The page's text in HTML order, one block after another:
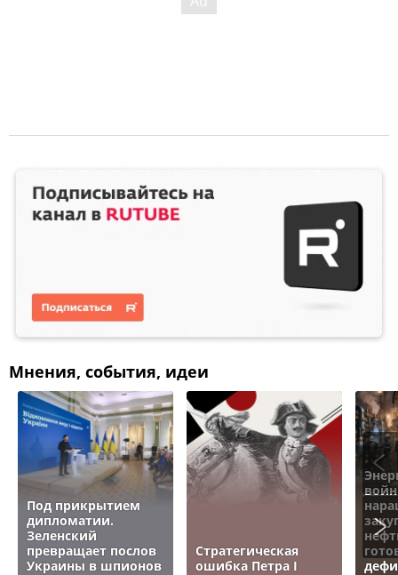
Мнения, события, идеи
Под прикрытием
дипломатии.
Зеленский
превращает послов
Украины в шпионов
Стратегическая
ошибка Петра I